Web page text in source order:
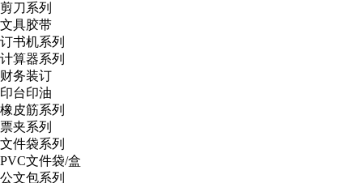
剪刀系列
文具胶带
订书机系列
计算器系列
财务装订
印台印油
橡皮筋系列
票夹系列
文件袋系列
PVC文件袋/盒
公文包系列